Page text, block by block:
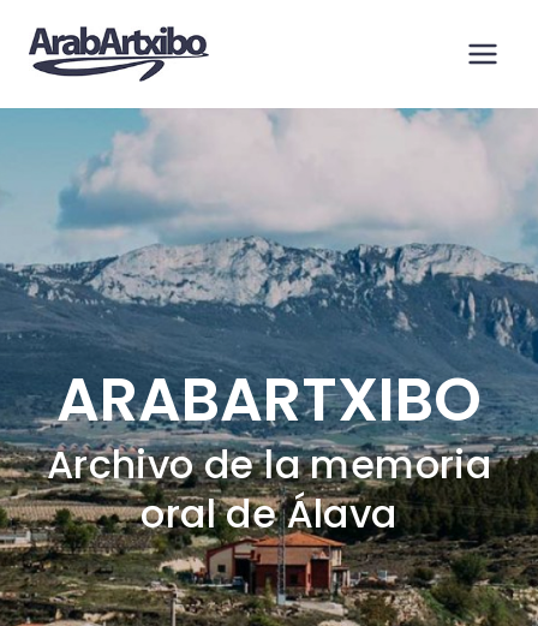
contenido
ARABARTXIBO
Archivo de la memoria
oral de Álava